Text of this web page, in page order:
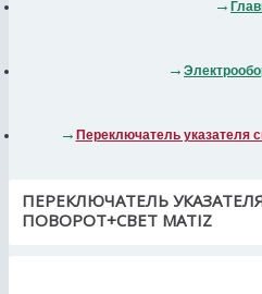
Переключатель указателя
ПЕРЕКЛЮЧАТЕЛЬ
ПОВОРОТ+СВЕТ MATIZ